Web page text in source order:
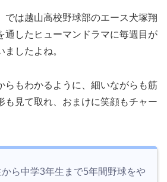
では越山高校野球部のエース犬塚翔
通したヒューマンドラマに毎週目が
したよね。
らもわかるように、細いながらも筋
も見て取れ、おまけに笑顔もチャー
ら中学3年生まで5年間野球をや